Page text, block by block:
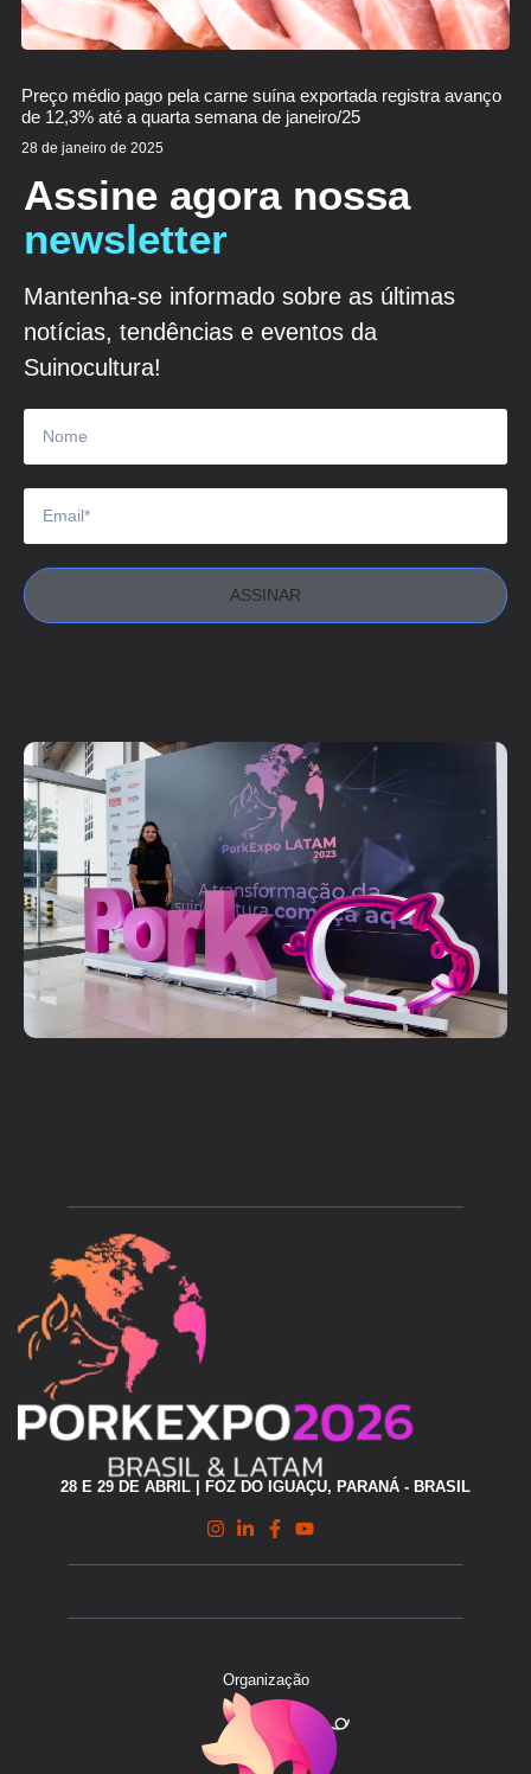
Preço médio pago pela carne suína exportada registra avanço
de 12,3% até a quarta semana de janeiro/25
28 de janeiro de 2025
Assine agora nossa
newsletter
Mantenha-se informado sobre as últimas
notícias, tendências e eventos da
Suinocultura!
ASSINAR
28 E 29 DE ABRIL | FOZ DO IGUAÇU, PARANÁ - BRASIL
Organização